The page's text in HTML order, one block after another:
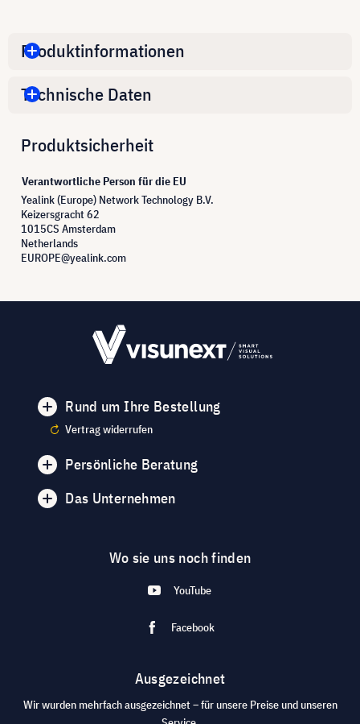
Produktinformationen
Technische Daten
Produktsicherheit
Verantwortliche Person für die EU
Yealink (Europe) Network Technology B.V.
Keizersgracht 62
1015CS Amsterdam
Netherlands
EUROPE@yealink.com
Rund um Ihre Bestellung
Vertrag widerrufen
Persönliche Beratung
Das Unternehmen
Wo sie uns noch finden
YouTube
Facebook
Ausgezeichnet
Wir wurden mehrfach ausgezeichnet – für unsere Preise und unseren